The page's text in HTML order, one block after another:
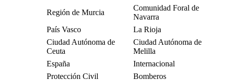
Región de Murcia
Comunidad Foral de
Navarra
País Vasco
La Rioja
Ciudad Autónoma de
Ceuta
Ciudad Autónoma de
Melilla
España
Internacional
Protección Civil
Bomberos